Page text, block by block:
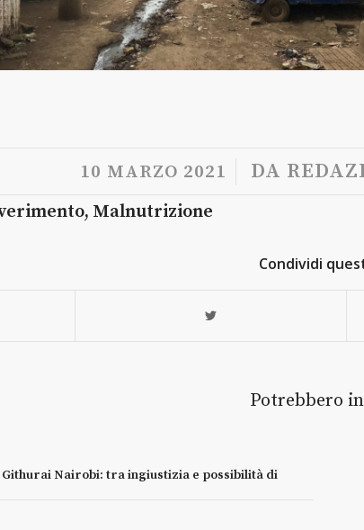
10 MARZO 2021
/ DA
, Malnutrizione
Condividi
Potrebbero
Nairobi: tra ingiustizia e possibilità di